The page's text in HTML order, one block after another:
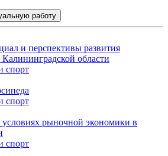
работу
и перспективы развития
области
спорт
спорт
условиях рыночной экономики в
спорт